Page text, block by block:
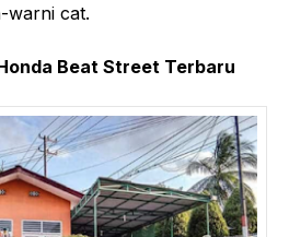
warni cat.
Beat Street Terbaru